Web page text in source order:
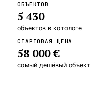
Стамбул
Анталия —Локация
ЧАСТО ИЩУТ
ОБЪЕКТОВ
5 430
объектов в каталоге
СТАРТОВАЯ ЦЕНА
58 000 €
самый дешёвый объект